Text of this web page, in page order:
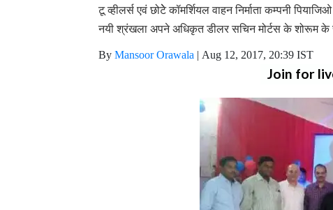
टू व्हीलर्स एवं छोटेे कॉमर्शियल वाहन निर्माता कम्पनी
नयी श्रंखला अपने अधिकृत डीलर सचिन मोर्टस के शोरूम के
By Mansoor Orawala | Aug 12, 2017, 20:39 IST
Join for